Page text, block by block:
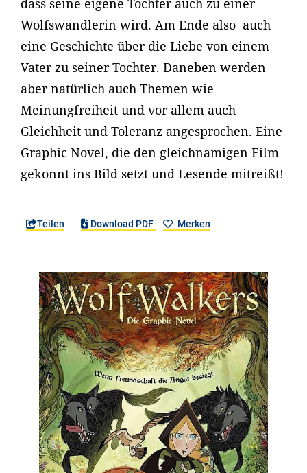
dass seine eigene Tochter auch zu einer
Wolfswandlerin wird. Am Ende also auch
eine Geschichte über die Liebe von einem
Vater zu seiner Tochter. Daneben werden
aber natürlich auch Themen wie
Meinungfreiheit und vor allem auch
Gleichheit und Toleranz angesprochen. Eine
Graphic Novel, die den gleichnamigen Film
gekonnt ins Bild setzt und Lesende mitreißt!
Teilen Download PDF Merken